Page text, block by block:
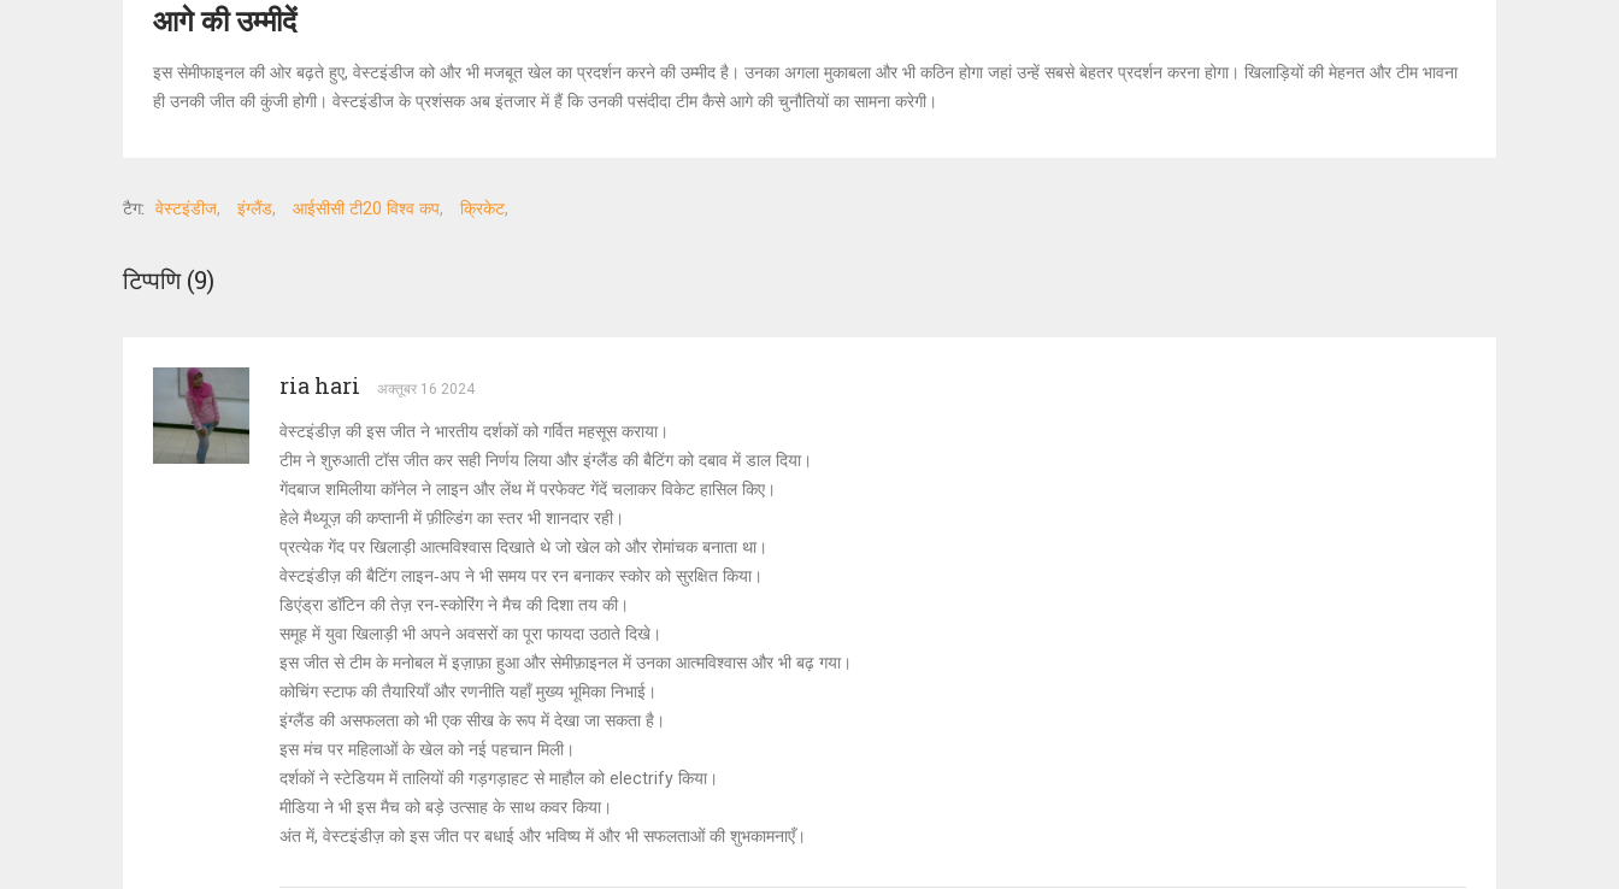
आगे की उम्मीदें
इस सेमीफाइनल की ओर बढ़ते हुए, वेस्टइंडीज को और भी मजबूत खेल का प्रदर्शन करने की उम्मीद है। उनका अगला मुकाबला और भी कठिन होगा जहां उन्हें सबसे बेहतर प्रदर्शन करना होगा। खिलाड़ियों की मेहनत और टीम भावना
ही उनकी जीत की कुंजी होगी। वेस्टइंडीज के प्रशंसक अब इंतजार में हैं कि उनकी पसंदीदा टीम कैसे आगे की चुनौतियों का सामना करेगी।
टैग: वेस्टइंडीज इंग्लैंड आईसीसी टी20 विश्व कप क्रिकेट
टिप्पणि (9)
ria hari अक्तूबर 16 2024
वेस्टइंडीज़ की इस जीत ने भारतीय दर्शकों को गर्वित महसूस कराया।
टीम ने शुरुआती टॉस जीत कर सही निर्णय लिया और इंग्लैंड की बैटिंग को दबाव में डाल दिया।
गेंदबाज शमिलीया कॉनेल ने लाइन और लेंथ में परफेक्ट गेंदें चलाकर विकेट हासिल किए।
हेले मैथ्यूज़ की कप्तानी में फ़ील्डिंग का स्तर भी शानदार रही।
प्रत्येक गेंद पर खिलाड़ी आत्मविश्वास दिखाते थे जो खेल को और रोमांचक बनाता था।
वेस्टइंडीज़ की बैटिंग लाइन‑अप ने भी समय पर रन बनाकर स्कोर को सुरक्षित किया।
डिएंड्रा डॉटिन की तेज़ रन‑स्कोरिंग ने मैच की दिशा तय की।
समूह में युवा खिलाड़ी भी अपने अवसरों का पूरा फायदा उठाते दिखे।
इस जीत से टीम के मनोबल में इज़ाफ़ा हुआ और सेमीफ़ाइनल में उनका आत्मविश्वास और भी बढ़ गया।
कोचिंग स्टाफ की तैयारियाँ और रणनीति यहाँ मुख्य भूमिका निभाई।
इंग्लैंड की असफलता को भी एक सीख के रूप में देखा जा सकता है।
इस मंच पर महिलाओं के खेल को नई पहचान मिली।
दर्शकों ने स्टेडियम में तालियों की गड़गड़ाहट से माहौल को electrify किया।
मीडिया ने भी इस मैच को बड़े उत्साह के साथ कवर किया।
अंत में, वेस्टइंडीज़ को इस जीत पर बधाई और भविष्य में और भी सफलताओं की शुभकामनाएँ।